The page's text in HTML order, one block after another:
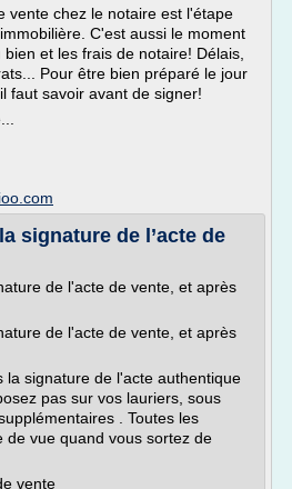
vente chez le notaire est l'étape
C'est aussi le moment
et les frais de notaire! Délais,
Pour être bien préparé le jour
faut savoir avant de signer!
signature de l’acte de
de l'acte de vente, et après
de l'acte de vente, et après
la signature de l'acte authentique
pas sur vos lauriers, sous
. Toutes les
de vue quand vous sortez de
vente